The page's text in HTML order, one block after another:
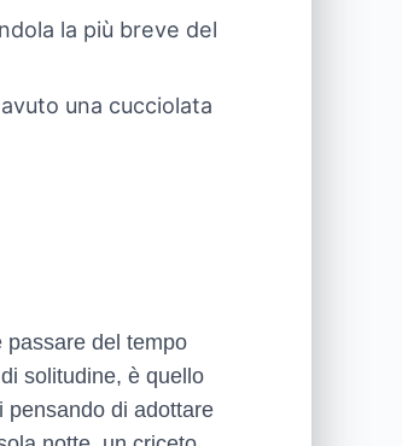
la più breve del
una cucciolata
passare del tempo
solitudine, è quello
pensando di adottare